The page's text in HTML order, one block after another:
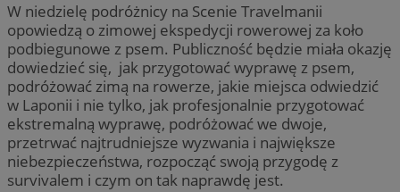
W niedzielę podróżnicy na Scenie Travelmanii
opowiedzą o zimowej ekspedycji rowerowej za koło
podbiegunowe z psem. Publiczność będzie miała okazję
dowiedzieć się, jak przygotować wyprawę z psem,
podróżować zimą na rowerze, jakie miejsca odwiedzić
w Laponii i nie tylko, jak profesjonalnie przygotować
ekstremalną wyprawę, podróżować we dwoje,
przetrwać najtrudniejsze wyzwania i największe
niebezpieczeństwa, rozpocząć swoją przygodę z
survivalem i czym on tak naprawdę jest.